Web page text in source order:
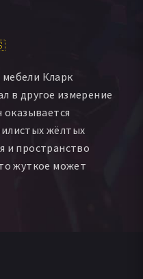
Кларк
в другое измерение
оказывается
жёлтых
и пространство
жуткое может